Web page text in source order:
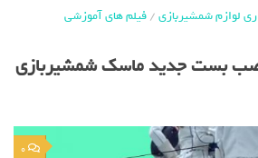
لوازم شمشیربازی/فیلم های آموزشی
بست جدید ماسک شمشیربازی
0